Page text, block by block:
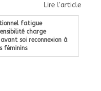
Lire l'article
fatigue
charge
soi reconnexion à
féminins